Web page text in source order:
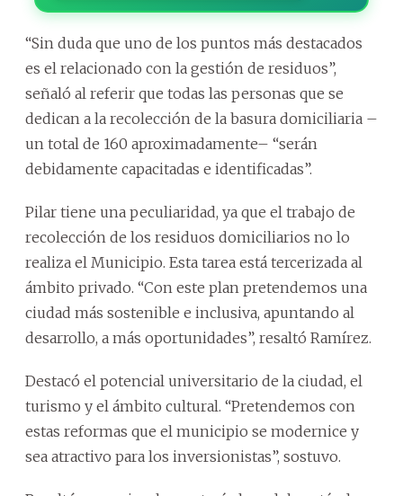
“Sin duda que uno de los puntos más destacados
es el relacionado con la gestión de residuos”,
señaló al referir que todas las personas que se
dedican a la recolección de la basura domiciliaria –
un total de 160 aproximadamente– “serán
debidamente capacitadas e identificadas”.
Pilar tiene una peculiaridad, ya que el trabajo de
recolección de los residuos domiciliarios no lo
realiza el Municipio. Esta tarea está tercerizada al
ámbito privado. “Con este plan pretendemos una
ciudad más sostenible e inclusiva, apuntando al
desarrollo, a más oportunidades”, resaltó Ramírez.
Destacó el potencial universitario de la ciudad, el
turismo y el ámbito cultural. “Pretendemos con
estas reformas que el municipio se modernice y
sea atractivo para los inversionistas”, sostuvo.